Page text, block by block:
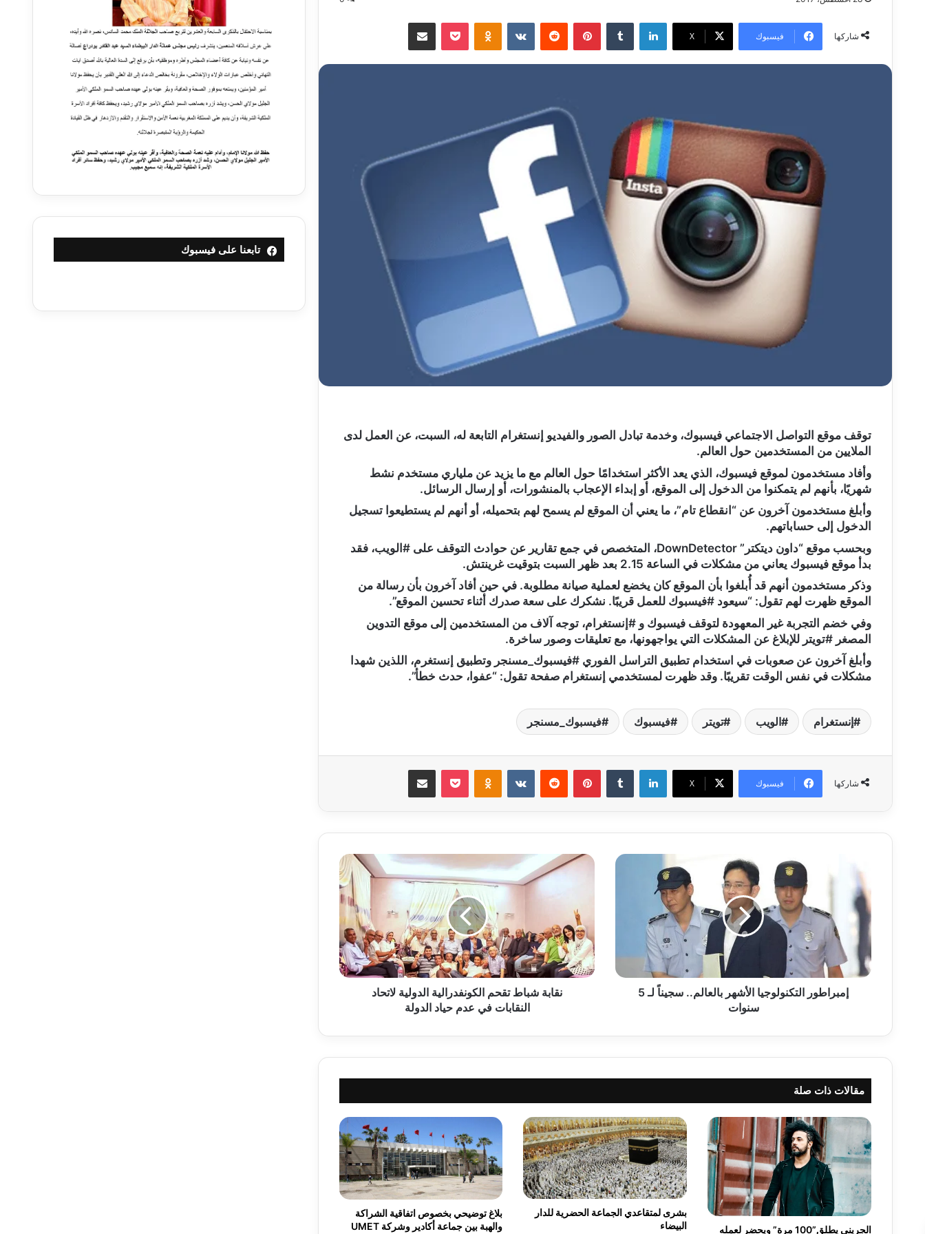
شاركها فيسبوك ‫X
لينكدإن بينتيريست
توقف موقع التواصل الاجتماعي فيسبوك، وخدمة تبادل الصور والفيديو إنستغرام التابعة له، السبت، عن العمل لدى
الملايين من المستخدمين حول العالم.
وأفاد مستخدمون لموقع فيسبوك، الذي يعد الأكثر استخدامًا حول العالم مع ما يزيد عن ملياري مستخدم نشط
شهريًا، بأنهم لم يتمكنوا من الدخول إلى الموقع، أو إبداء الإعجاب بالمنشورات، أو إرسال الرسائل.
وأبلغ مستخدمون آخرون عن “انقطاع تام”، ما يعني أن الموقع لم يسمح لهم بتحميله، أو أنهم لم يستطيعوا تسجيل
الدخول إلى حساباتهم.
وبحسب موقع “داون ديتكتر” DownDetector، المتخصص في جمع تقارير عن حوادث التوقف على #الويب، فقد
بدأ موقع فيسبوك يعاني من مشكلات في الساعة 2.15 بعد ظهر السبت بتوقيت غرينتش.
وذكر مستخدمون أنهم قد أُبلغوا بأن الموقع كان يخضع لعملية صيانة مطلوبة. في حين أفاد آخرون بأن رسالة من
الموقع ظهرت لهم تقول: “سيعود #فيسبوك للعمل قريبًا. نشكرك على سعة صدرك أثناء تحسين الموقع”.
وفي خضم التجربة غير المعهودة لتوقف فيسبوك و #إنستغرام، توجه آلاف من المستخدمين إلى موقع التدوين
المصغر #تويتر للإبلاغ عن المشكلات التي يواجهونها، مع تعليقات وصور ساخرة.
وأبلغ آخرون عن صعوبات في استخدام تطبيق التراسل الفوري #فيسبوك_مسنجر وتطبيق إنستغرم، اللذين شهدا
مشكلات في نفس الوقت تقريبًا. وقد ظهرت لمستخدمي إنستغرام صفحة تقول: “عفوا، حدث خطأ”.
إنستغرام الويب تويتر فيسبوك فيسبوك_مسنجر
شاركها فيسبوك ‫X
لينكدإن بينتيريست
ب
ر
ا
و
ر
ا
ن
و
ي
ا
ل
أ
ش
ه
ر
إمبراطور التكنولوجيا الأشهر بالعالم.. سجيناً لـ 5
سنوات
ن
ش
ب
ا
ط
م
ك
ن
ف
د
ر
ا
ل
ي
نقابة شباط تقحم الكونفدرالية الدولية لاتحاد
النقابات في عدم حياد الدولة
مقالات ذات صلة
الجريني يطلق”100 مرة” ويحضر لعمله
بشرى لمتقاعدي الجماعة الحضرية للدار
البيضاء
بلاغ توضيحي بخصوص اتفاقية الشراكة
والهبة بين جماعة أكادير وشركة UMET
تابعنا على فيسبوك